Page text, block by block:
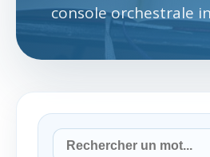
console orchestrale